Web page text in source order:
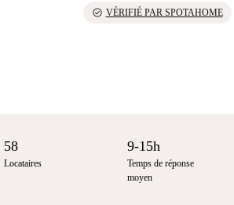
check_circle VÉRIFIÉ PAR SPOTAHOME
58
Locataires
9-15h
Temps de réponse
moyen